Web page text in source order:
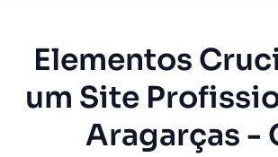
Elementos
um Site
Aragarças -